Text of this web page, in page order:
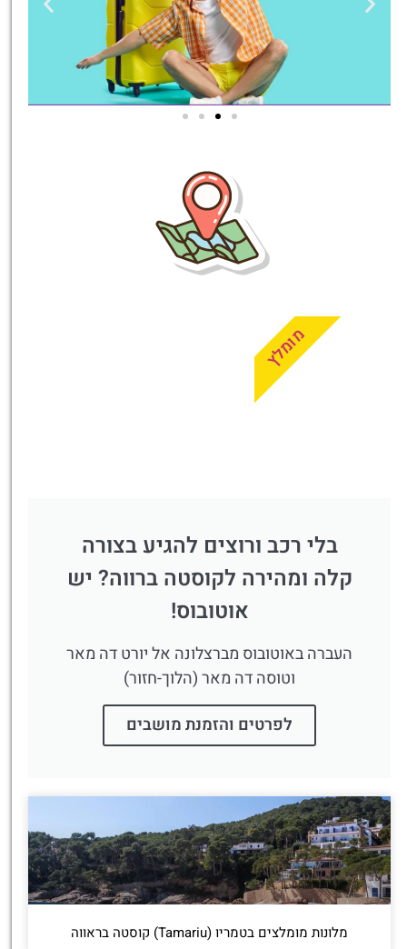
בלי רכב ורוצים להגיע בצורה
קלה ומהירה לקוסטה ברווה? יש
אוטובוס!
העברה באוטובוס מברצלונה אל יורט דה מאר
וטוסה דה מאר (הלוך-חזור)
לפרטים והזמנת מושבים
מומלץ
מלונות מומלצים בטמריו (Tamariu) קוסטה בראווה